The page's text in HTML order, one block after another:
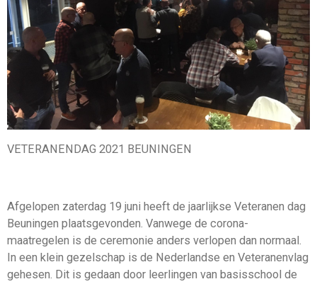
VETERANENDAG 2021 BEUNINGEN
Afgelopen zaterdag 19 juni heeft de jaarlijkse Veteranen dag
Beuningen plaatsgevonden. Vanwege de corona-
maatregelen is de ceremonie anders verlopen dan normaal.
In een klein gezelschap is de Nederlandse en Veteranenvlag
gehesen. Dit is gedaan door leerlingen van basisschool de